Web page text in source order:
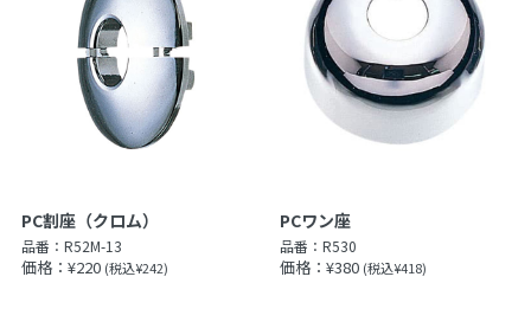
PC割座（クロム）
品番： R52M-13
価格：¥220 (税込¥242)
PCワン座
品番：R530
価格：¥380 (税込¥418)